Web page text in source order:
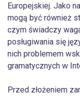
Europejskiej. Jako
mogą być również
czym świadczy
posługiwania się
nich problemem
gramatycznych w
Przed złożeniem